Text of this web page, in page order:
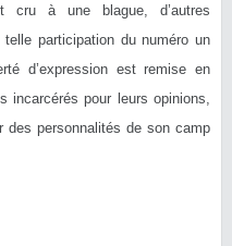
cru à une blague, d’autres
telle participation du numéro un
d’expression est remise en
incarcérés pour leurs opinions,
des personnalités de son camp